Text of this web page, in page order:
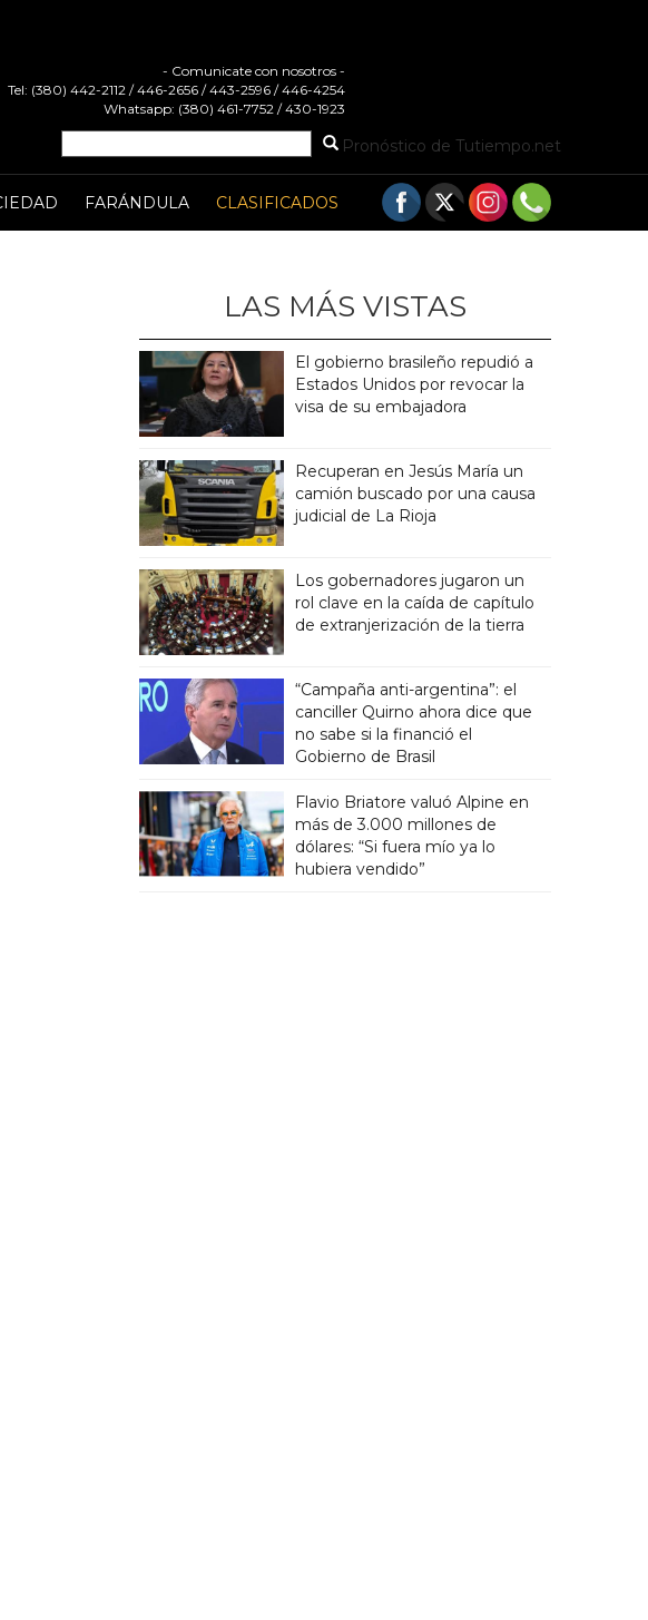
- Comunicate con nosotros -
Tel: (380) 442-2112 / 446-2656 / 443-2596 / 446-4254
Whatsapp: (380) 461-7752 / 430-1923
Pronóstico de Tutiempo.net
FARÁNDULA CLASIFICADOS
LAS MÁS VISTAS
El gobierno brasileño repudió a
Estados Unidos por revocar la
visa de su embajadora
Recuperan en Jesús María un
camión buscado por una causa
judicial de La Rioja
Los gobernadores jugaron un
rol clave en la caída de capítulo
de extranjerización de la tierra
“Campaña anti-argentina”: el
canciller Quirno ahora dice que
no sabe si la financió el
Gobierno de Brasil
Flavio Briatore valuó Alpine en
más de 3.000 millones de
dólares: “Si fuera mío ya lo
hubiera vendido”